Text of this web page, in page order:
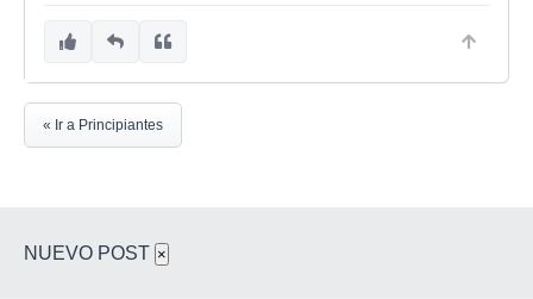
« Ir a Principiantes
NUEVO POST ×